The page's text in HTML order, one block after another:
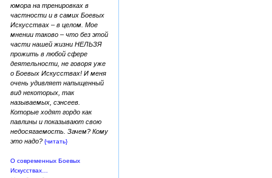
юмора на тренировках в
частности и в самих Боевых
Искусствах – в целом. Мое
мнении таково – что без этой
части нашей жизни НЕЛЬЗЯ
прожить в любой сфере
деятельности, не говоря уже
о Боевых Искусствах! И меня
очень удивляет напыщенный
вид некоторых, так
называемых, сэнсеев.
Которые ходят гордо как
павлины и показывают свою
недосягаемость. Зачем? Кому
это надо? {читать}
О современных Боевых
Искусствах…